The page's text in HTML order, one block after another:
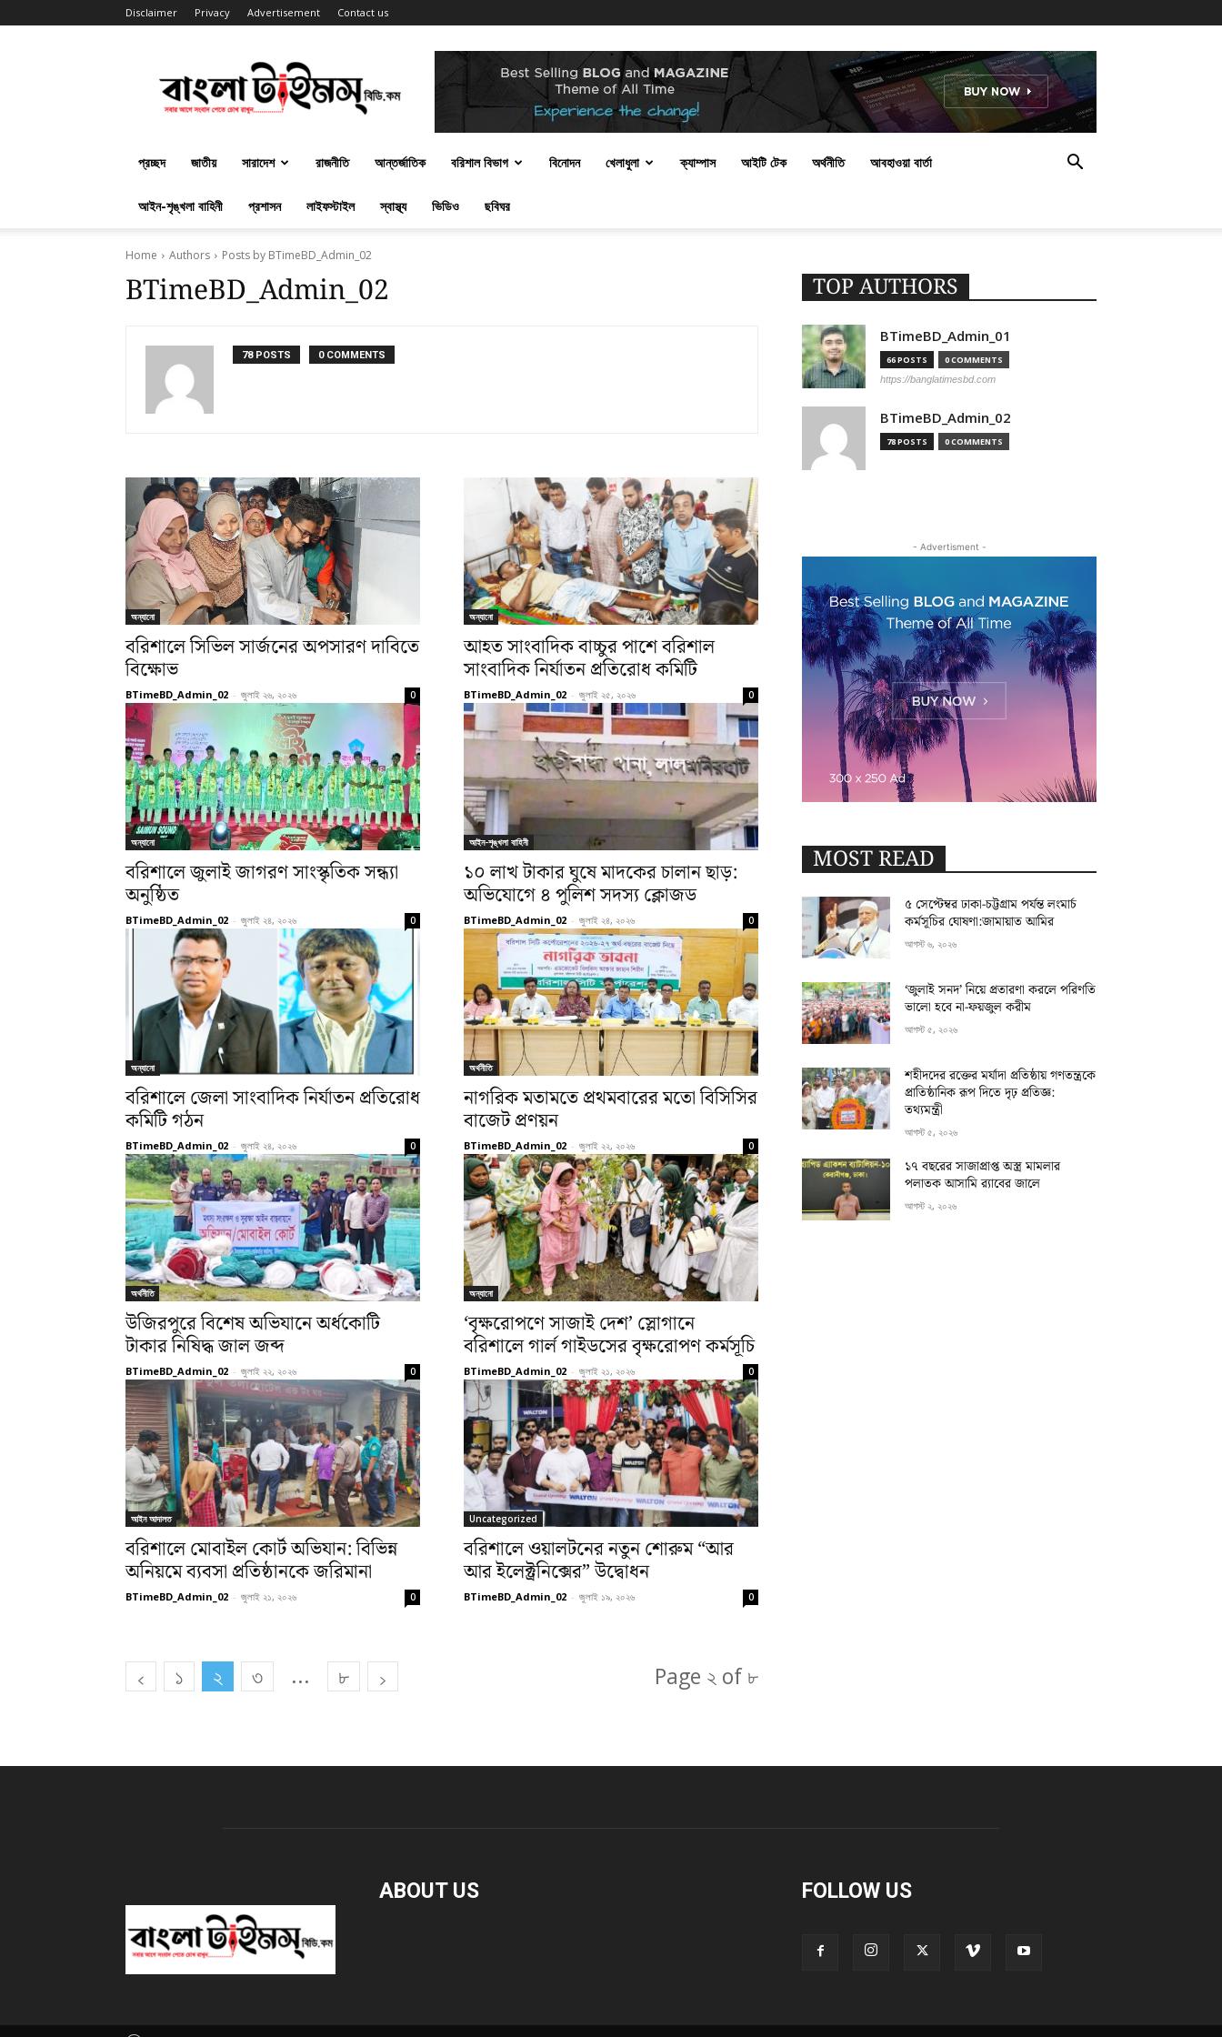
Disclaimer Privacy Advertisement Contact us
Banglatimesbd.com
প্রচ্ছদ জাতীয় সারাদেশ রাজনীতি আন্তর্জাতিক বরিশাল বিভাগ বিনোদন খেলাধুলা ক্যাম্পাস আইটি টেক অর্থনীতি আবহাওয়া বার্তা
আইন-শৃঙ্খলা বাহিনী প্রশাসন লাইফস্টাইল স্বাস্থ্য ভিডিও ছবিঘর
Home Authors Posts by BTimeBD_Admin_02
BTimeBD_Admin_02
78 POSTS 0 COMMENTS
অন্যানো
বরিশালে সিভিল সার্জনের অপসারণ দাবিতে
বিক্ষোভ
BTimeBD_Admin_02 - জুলাই ২৬, ২০২৬ 0
অন্যানো
আহত সাংবাদিক বাচ্চুর পাশে বরিশাল
সাংবাদিক নির্যাতন প্রতিরোধ কমিটি
BTimeBD_Admin_02 - জুলাই ২৫, ২০২৬ 0
অন্যানো
বরিশালে জুলাই জাগরণ সাংস্কৃতিক সন্ধ্যা
অনুষ্ঠিত
BTimeBD_Admin_02 - জুলাই ২৪, ২০২৬ 0
আইন-শৃঙ্খলা বাহিনী
১০ লাখ টাকার ঘুষে মাদকের চালান ছাড়:
অভিযোগে ৪ পুলিশ সদস্য ক্লোজড
BTimeBD_Admin_02 - জুলাই ২৪, ২০২৬ 0
অন্যানো
বরিশালে জেলা সাংবাদিক নির্যাতন প্রতিরোধ
কমিটি গঠন
BTimeBD_Admin_02 - জুলাই ২৪, ২০২৬ 0
অর্থনীতি
নাগরিক মতামতে প্রথমবারের মতো বিসিসির
বাজেট প্রণয়ন
BTimeBD_Admin_02 - জুলাই ২২, ২০২৬ 0
অর্থনীতি
উজিরপুরে বিশেষ অভিযানে অর্ধকোটি
টাকার নিষিদ্ধ জাল জব্দ
BTimeBD_Admin_02 - জুলাই ২২, ২০২৬ 0
অন্যানো
‘বৃক্ষরোপণে সাজাই দেশ’ স্লোগানে
বরিশালে গার্ল গাইডসের বৃক্ষরোপণ কর্মসূচি
BTimeBD_Admin_02 - জুলাই ২১, ২০২৬ 0
আইন আদালত
বরিশালে মোবাইল কোর্ট অভিযান: বিভিন্ন
অনিয়মে ব্যবসা প্রতিষ্ঠানকে জরিমানা
BTimeBD_Admin_02 - জুলাই ২১, ২০২৬ 0
Uncategorized
বরিশালে ওয়ালটনের নতুন শোরুম “আর
আর ইলেক্ট্রনিক্সের” উদ্বোধন
BTimeBD_Admin_02 - জুলাই ১৯, ২০২৬ 0
১ ২ ৩ ... ৮ Page ২ of ৮
TOP AUTHORS
BTimeBD_Admin_01
66 POSTS 0 COMMENTS
https://banglatimesbd.com
BTimeBD_Admin_02
78 POSTS 0 COMMENTS
- Advertisment -
MOST READ
৫ সেপ্টেম্বর ঢাকা-চট্টগ্রাম পর্যন্ত লংমার্চ
কর্মসূচির ঘোষণা:জামায়াত আমির
আগস্ট ৬, ২০২৬
‘জুলাই সনদ’ নিয়ে প্রতারণা করলে পরিণতি
ভালো হবে না-ফয়জুল করীম
আগস্ট ৫, ২০২৬
শহীদদের রক্তের মর্যাদা প্রতিষ্ঠায় গণতন্ত্রকে
প্রাতিষ্ঠানিক রূপ দিতে দৃঢ় প্রতিজ্ঞ:
তথ্যমন্ত্রী
আগস্ট ৫, ২০২৬
১৭ বছরের সাজাপ্রাপ্ত অস্ত্র মামলার
পলাতক আসামি র‍্যাবের জালে
আগস্ট ২, ২০২৬
ABOUT US FOLLOW US